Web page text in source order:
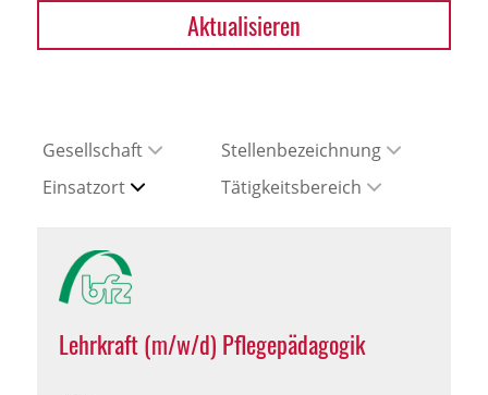
Aktualisieren
Gesellschaft
Stellenbezeichnung
Einsatzort
Tätigkeitsbereich
Lehrkraft (m/w/d) Pflegepädagogik